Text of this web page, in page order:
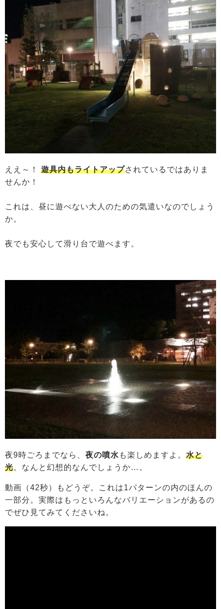
ええ～！ 遊具内もライトアップされているではありま
せんか！
これは、昼に遊べない大人のための気遣いなのでしょう
か。
夜でも安心して滑り台で遊べます。
夜9時ごろまでなら、 夜の噴水 も楽しめますよ。 水と
光。なんと幻想的なんでしょうか…。
動画（42秒）もどうぞ。これは1パターンの内のほんの
一部分。実際はもっといろんなバリエーションがあるの
でぜひ見てみてくださいね。